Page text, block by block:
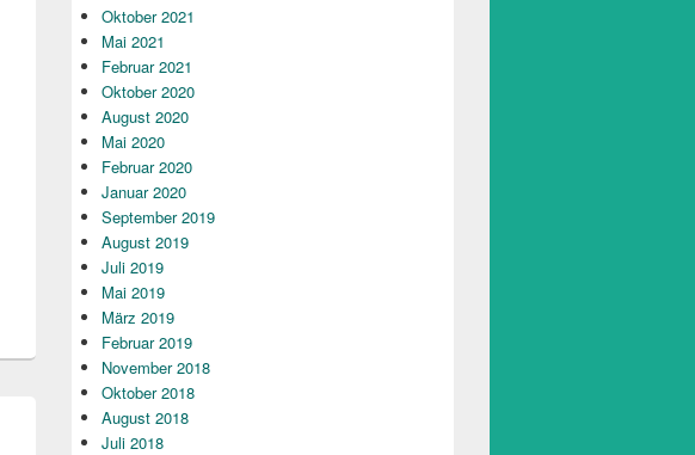
Oktober 2021
Mai 2021
Februar 2021
Oktober 2020
August 2020
Mai 2020
Februar 2020
Januar 2020
September 2019
August 2019
Juli 2019
Mai 2019
März 2019
Februar 2019
November 2018
Oktober 2018
August 2018
Juli 2018